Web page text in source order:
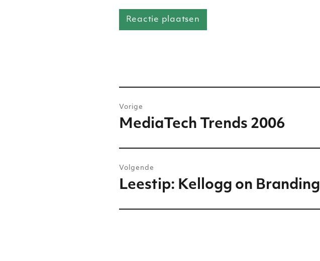
navigatie
Vorige
Vorig
MediaTech Trends 2006
Volgende
Volgend
Leestip: Kellogg on Branding